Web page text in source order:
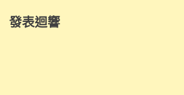
發表迴響